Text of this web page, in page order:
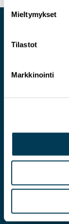
Mieltymykset
Tilastot
Markkinointi
Evästeseloste
Facebook